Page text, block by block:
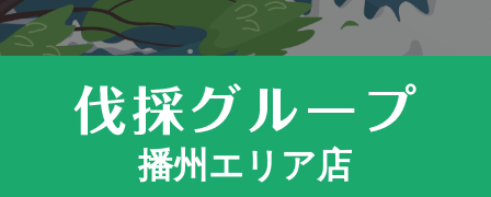
播州エリア店